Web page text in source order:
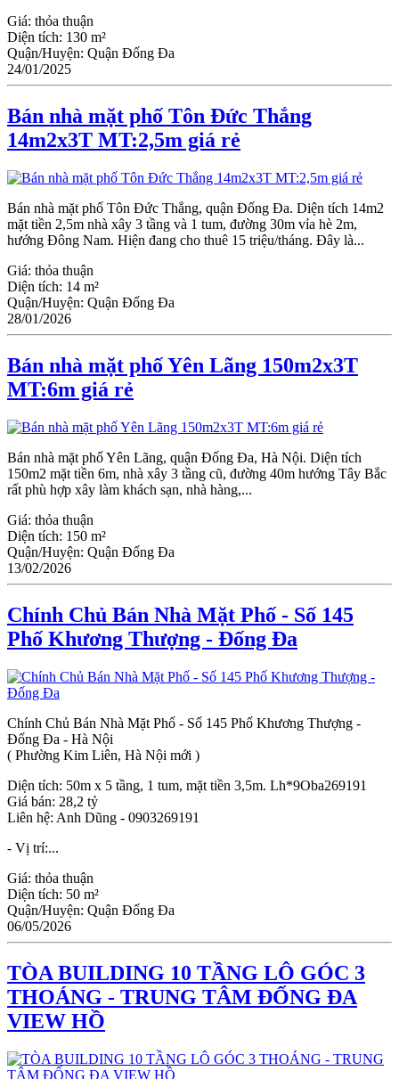
Giá: thỏa thuận
Diện tích: 130 m²
Quận/Huyện: Quận Đống Đa
24/01/2025
Bán nhà mặt phố Tôn Đức Thắng
14m2x3T MT:2,5m giá rẻ
Bán nhà mặt phố Tôn Đức Thắng, quận Đống Đa. Diện tích 14m2
mặt tiền 2,5m nhà xây 3 tầng và 1 tum, đường 30m vỉa hè 2m,
hướng Đông Nam. Hiện đang cho thuê 15 triệu/tháng. Đây là...
Giá: thỏa thuận
Diện tích: 14 m²
Quận/Huyện: Quận Đống Đa
28/01/2026
Bán nhà mặt phố Yên Lãng 150m2x3T
MT:6m giá rẻ
Bán nhà mặt phố Yên Lãng, quận Đống Đa, Hà Nội. Diện tích
150m2 mặt tiền 6m, nhà xây 3 tầng cũ, đường 40m hướng Tây Bắc
rất phù hợp xây làm khách sạn, nhà hàng,...
Giá: thỏa thuận
Diện tích: 150 m²
Quận/Huyện: Quận Đống Đa
13/02/2026
Chính Chủ Bán Nhà Mặt Phố - Số 145
Phố Khương Thượng - Đống Đa
Chính Chủ Bán Nhà Mặt Phố - Số 145 Phố Khương Thượng -
Đống Đa - Hà Nội
( Phường Kim Liên, Hà Nội mới )
Diện tích: 50m x 5 tầng, 1 tum, mặt tiền 3,5m. Lh*9Oba269191
Giá bán: 28,2 tỷ
Liên hệ: Anh Dũng - 0903269191
- Vị trí:...
Giá: thỏa thuận
Diện tích: 50 m²
Quận/Huyện: Quận Đống Đa
06/05/2026
TÒA BUILDING 10 TẦNG LÔ GÓC 3
THOÁNG - TRUNG TÂM ĐỐNG ĐA
VIEW HỒ